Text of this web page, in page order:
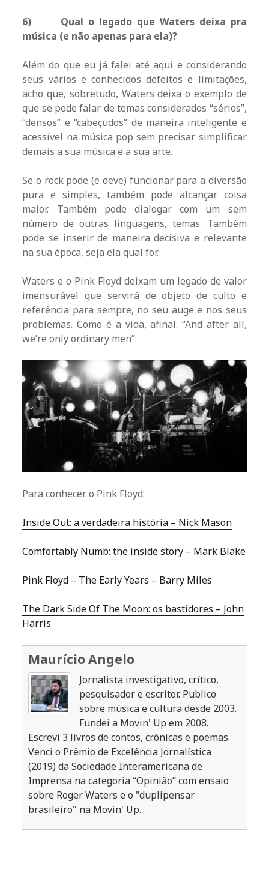
6) Qual o legado que Waters deixa pra
música (e não apenas para ela)?
Além do que eu já falei até aqui e considerando
seus vários e conhecidos defeitos e limitações,
acho que, sobretudo, Waters deixa o exemplo de
que se pode falar de temas considerados “sérios”,
“densos” e “cabeçudos” de maneira inteligente e
acessível na música pop sem precisar simplificar
demais a sua música e a sua arte.
Se o rock pode (e deve) funcionar para a diversão
pura e simples, também pode alcançar coisa
maior. Também pode dialogar com um sem
número de outras linguagens, temas. Também
pode se inserir de maneira decisiva e relevante
na sua época, seja ela qual for.
Waters e o Pink Floyd deixam um legado de valor
imensurável que servirá de objeto de culto e
referência para sempre, no seu auge e nos seus
problemas. Como é a vida, afinal. “And after all,
we’re only ordinary men”.
Para conhecer o Pink Floyd:
Inside Out: a verdadeira história – Nick Mason
Comfortably Numb: the inside story – Mark Blake
Pink Floyd – The Early Years – Barry Miles
The Dark Side Of The Moon: os bastidores – John
Harris
Maurício Angelo
Jornalista investigativo, crítico,
pesquisador e escritor. Publico
sobre música e cultura desde 2003.
Fundei a Movin' Up em 2008.
Escrevi 3 livros de contos, crônicas e poemas.
Venci o Prêmio de Excelência Jornalística
(2019) da Sociedade Interamericana de
Imprensa na categoria “Opinião” com ensaio
sobre Roger Waters e o "duplipensar
brasileiro" na Movin' Up.